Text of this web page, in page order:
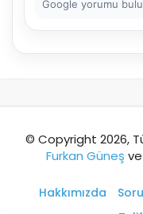
Google yorumu
© Copyright 2026,
Furkan Güneş ve
Hakkımızda